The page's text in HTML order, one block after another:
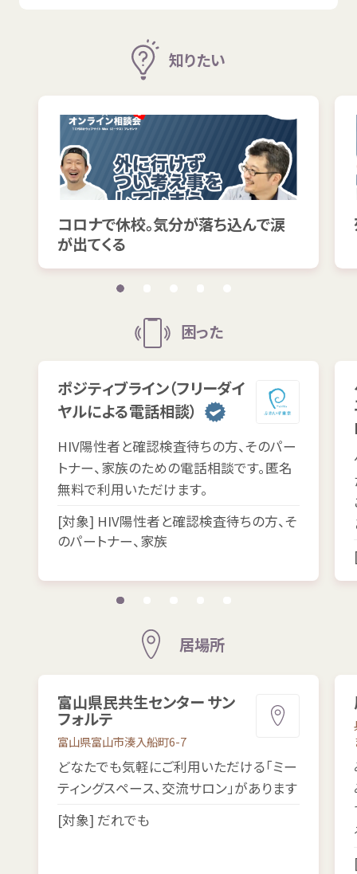
知りたい
コロナで休校。気分が落ち込んで涙
が出てくる
困った
ポジティブライン（フリーダイ
ヤルによる電話相談）
HIV陽性者と確認検査待ちの方、そのパー
トナー、家族のための電話相談です。匿名
無料で利用いただけます。
[対象] HIV陽性者と確認検査待ちの方、そ
のパートナー、家族
居場所
富山県民共生センター サン
フォルテ
富山県富山市湊入船町6-7
どなたでも気軽にご利用いただける「ミー
ティングスペース、交流サロン」があります
[対象] だれでも